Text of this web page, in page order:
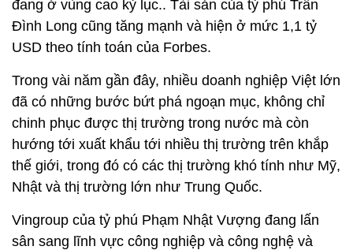
đang ở vùng cao kỷ lục.. Tài sản của tỷ phú Trần
Đình Long cũng tăng mạnh và hiện ở mức 1,1 tỷ
USD theo tính toán của Forbes.
Trong vài năm gần đây, nhiều doanh nghiệp Việt lớn
đã có những bước bứt phá ngoạn mục, không chỉ
chinh phục được thị trường trong nước mà còn
hướng tới xuất khẩu tới nhiều thị trường trên khắp
thế giới, trong đó có các thị trường khó tính như Mỹ,
Nhật và thị trường lớn như Trung Quốc.
Vingroup của tỷ phú Phạm Nhật Vượng đang lấn
sân sang lĩnh vực công nghiệp và công nghệ và